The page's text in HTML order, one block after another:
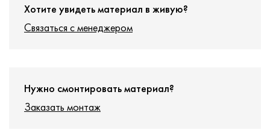
Хотите увидеть материал в живую?
Связаться с менеджером
Нужно смонтировать материал?
Заказать монтаж